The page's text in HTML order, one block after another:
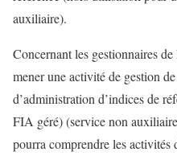
auxiliaire).
Concernant les gestionnaires
mener une activité de gestion
d’administration d’indices de
FIA géré) (service non
pourra comprendre les activités